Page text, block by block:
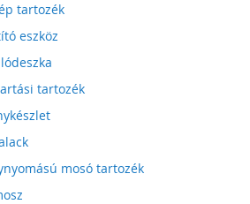
tartozék
eszköz
tartozék
mosó tartozék